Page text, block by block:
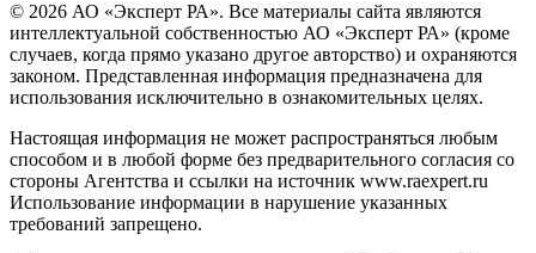
© 2026 АО «Эксперт РА». Все материалы сайта являются
интеллектуальной собственностью АО «Эксперт РА» (кроме
случаев, когда прямо указано другое авторство) и охраняются
законом. Представленная информация предназначена для
использования исключительно в ознакомительных целях.
Настоящая информация не может распространяться любым
способом и в любой форме без предварительного согласия со
стороны Агентства и ссылки на источник www.raexpert.ru
Использование информации в нарушение указанных
требований запрещено.